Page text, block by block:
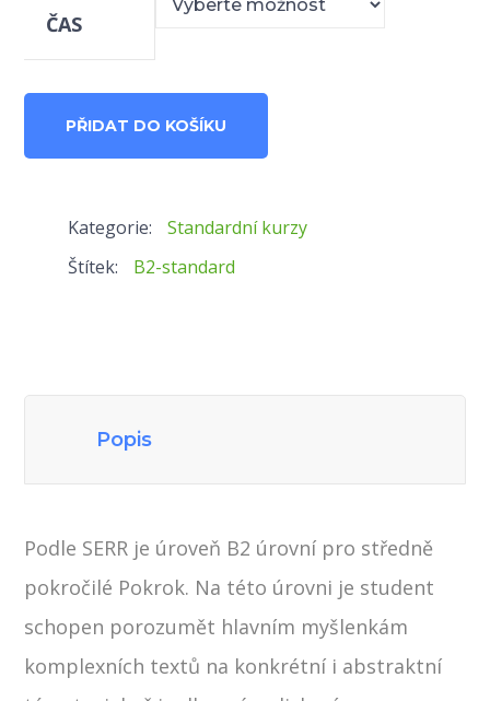
ČAS
Standardní
množství
PŘIDAT DO KOŠÍKU
Kategorie:
Standardní kurzy
Štítek:
B2-standard
Popis
Podle SERR je úroveň B2 úrovní pro středně
pokročilé Pokrok. Na této úrovni je student
schopen porozumět hlavním myšlenkám
komplexních textů na konkrétní i abstraktní